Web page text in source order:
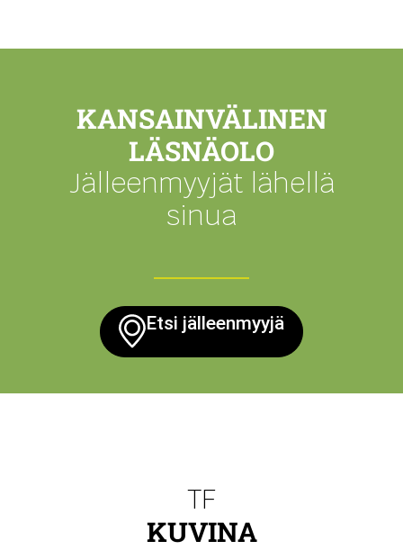
KANSAINVÄLINEN
LÄSNÄOLO
Jälleenmyyjät lähellä
sinua
Etsi jälleenmyyjä
TF
KUVINA